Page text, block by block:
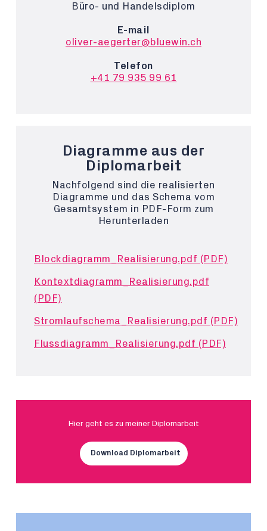
Büro- und Handelsdiplom
E-mail
oliver-aegerter@bluewin.ch
Telefon
+41 79 935 99 61
Diagramme aus der
Diplomarbeit
Nachfolgend sind die realisierten
Diagramme und das Schema vom
Gesamtsystem in PDF-Form zum
Herunterladen
Blockdiagramm_Realisierung.pdf (PDF)
Kontextdiagramm_Realisierung.pdf
(PDF)
Stromlaufschema_Realisierung.pdf (PDF)
Flussdiagramm_Realisierung.pdf (PDF)
Hier geht es zu meiner Diplomarbeit
Download Diplomarbeit